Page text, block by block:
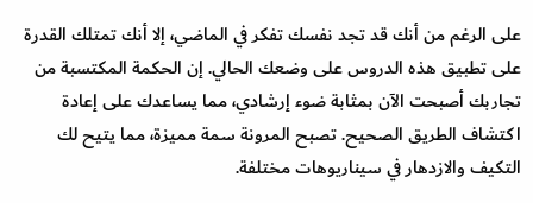
على الرغم من أنك قد تجد نفسك تفكر في الماضي، إلا أنك تمتلك القدرة
على تطبيق هذه الدروس على وضعك الحالي. إن الحكمة المكتسبة من
تجاربك أصبحت الآن بمثابة ضوء إرشادي، مما يساعدك على إعادة
اكتشاف الطريق الصحيح. تصبح المرونة سمة مميزة، مما يتيح لك
التكيف والازدهار في سيناريوهات مختلفة.